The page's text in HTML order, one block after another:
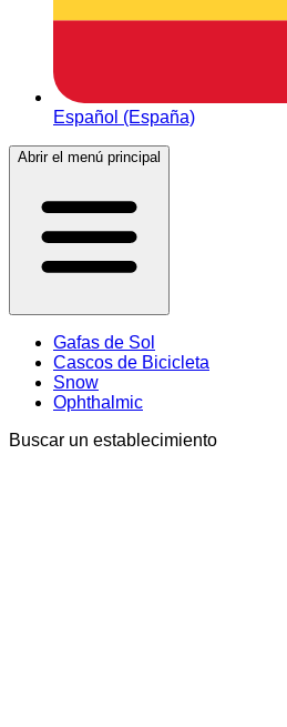
Español (España)
Abrir el menú principal
Gafas de Sol
Cascos de Bicicleta
Snow
Ophthalmic
Buscar un establecimiento